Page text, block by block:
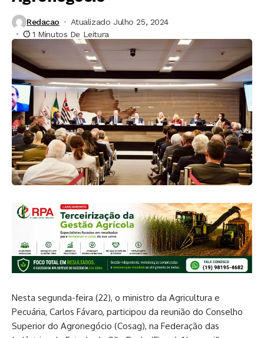
Redacao
Atualizado Julho 25, 2024
1 Minutos De Leitura
Nesta segunda-feira (22), o ministro da Agricultura e
Pecuária, Carlos Fávaro, participou da reunião do Conselho
Superior do Agronegócio (Cosag), na Federação das